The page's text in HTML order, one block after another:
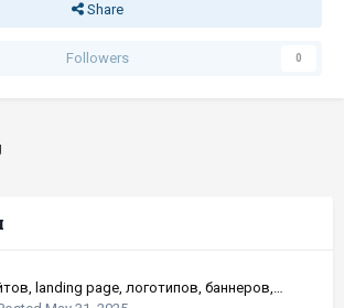
Share
Followers 0
landing page, логотипов, баннеров,